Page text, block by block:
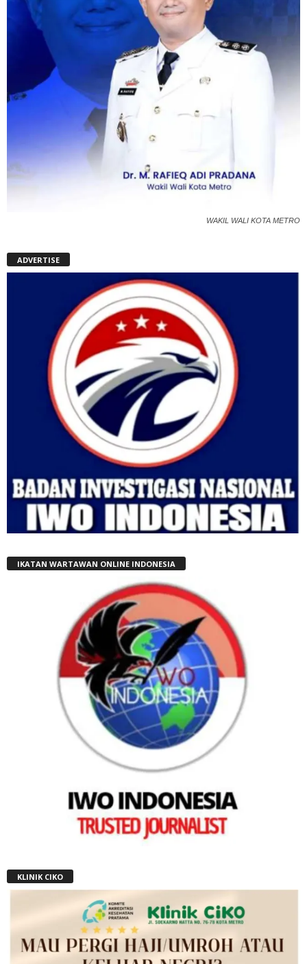
WAKIL WALI KOTA METRO
ADVERTISE
IKATAN WARTAWAN ONLINE INDONESIA
KLINIK CIKO